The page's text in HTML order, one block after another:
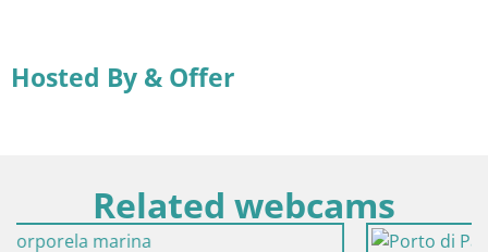
Hosted By & Offer
Related webcams